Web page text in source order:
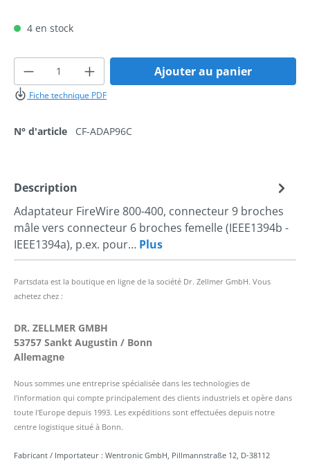
4 en stock
Quantité de produit : Entrez la quantité
Ajouter au panier
Fiche technique PDF
N° d'article CF-ADAP96C
Description
Adaptateur FireWire 800-400, connecteur 9 broches
mâle vers connecteur 6 broches femelle (IEEE1394b -
IEEE1394a), p.ex. pour… Plus
Partsdata est la boutique en ligne de la société Dr. Zellmer GmbH. Vous
achetez chez :
DR. ZELLMER GMBH
53757 Sankt Augustin / Bonn
Allemagne
Nous sommes une entreprise spécialisée dans les technologies de
l'information qui compte principalement des clients industriels et opère dans
toute l'Europe depuis 1993. Les expéditions sont effectuées depuis notre
centre logistique situé à Bonn.
Fabricant / Importateur : Wentronic GmbH, Pillmannstraße 12, D-38112